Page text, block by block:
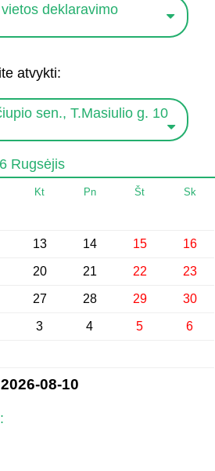
deklaravimo
atvykti:
sen., T.Masiulio g. 10
Rugsėjis
Kt Pn Št Sk
13 14 15 16
20 21 22 23
27 28 29 30
3 4 5 6
2026-08-10